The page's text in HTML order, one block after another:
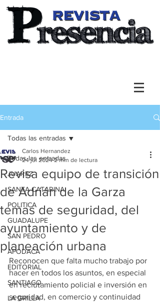
Entrada
Todas las entradas
JUAREZ
SANTA CATARINA
POLITICA
GUADALUPE
SAN PEDRO
APODACA
EDITORIAL
SANTIAGO
LA GRILLA
Todas las entradas
Revisa equipo de transición
de Adrián de la Garza
temas de seguridad, del
ayuntamiento y de
planeación urbana
Carlos Hernandez
24 jul 2024 2 min de lectura
Reconocen que falta mucho trabajo por
hacer en todos los asuntos, en especial
en reclutamiento policial e inversión en
seguridad, en comercio y continuidad